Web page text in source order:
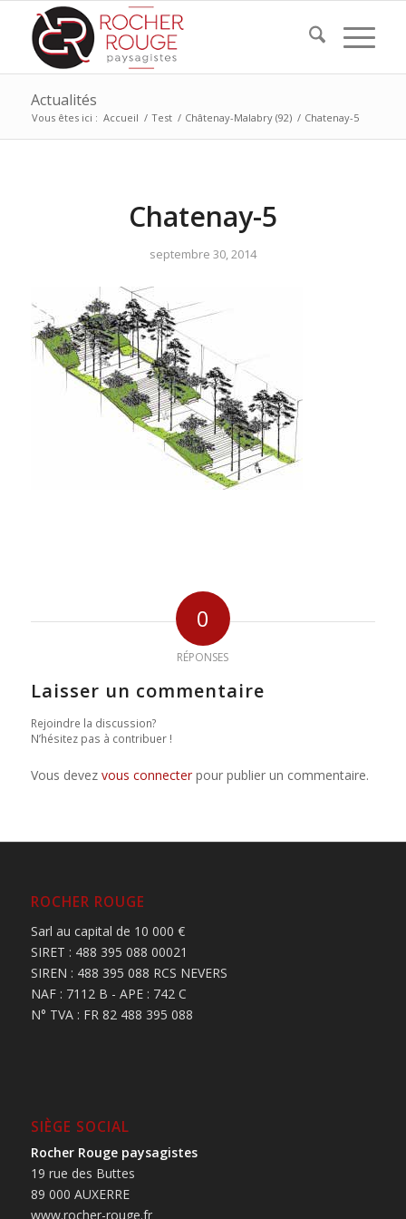
Actualités
Vous êtes ici : Accueil / Test / Châtenay-Malabry (92) / Chatenay-5
Chatenay-5
septembre 30, 2014
0
RÉPONSES
Laisser un commentaire
Rejoindre la discussion?
N’hésitez pas à contribuer !
Vous devez vous connecterpour publier un commentaire.
ROCHER ROUGE
Sarl au capital de 10 000 €
SIRET : 488 395 088 00021
SIREN : 488 395 088 RCS NEVERS
NAF : 7112 B - APE : 742 C
N° TVA : FR 82 488 395 088
SIÈGE SOCIAL
Rocher Rouge paysagistes
19 rue des Buttes
89 000 AUXERRE
www.rocher-rouge.fr